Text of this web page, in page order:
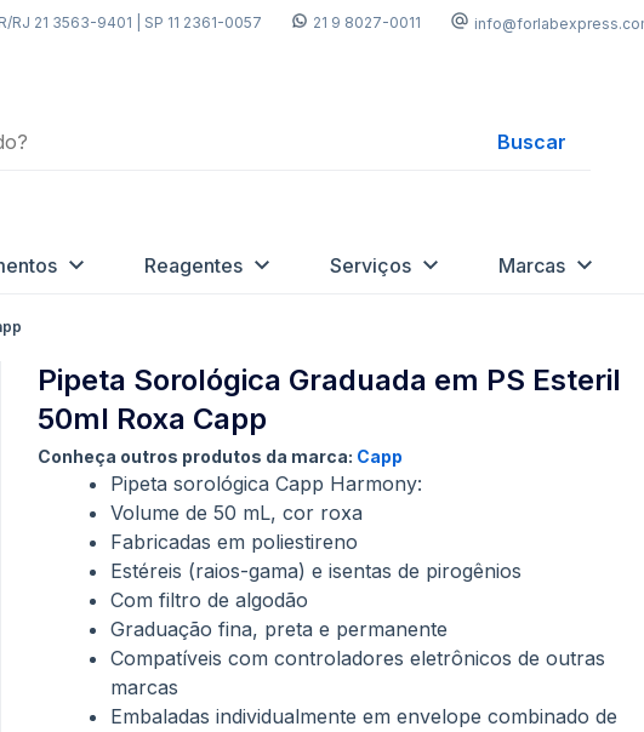
RJ 21 3563-9401 | SP 11 2361-0057 21 9 8027-0011
Buscar
Reagentes Serviços Marcas
Pipeta Sorológica Graduada em PS Esteril
50ml Roxa Capp
Conheça outros produtos da marca: Capp
Pipeta sorológica Capp Harmony:
Volume de 50 mL, cor roxa
Fabricadas em poliestireno
Estéreis (raios-gama) e isentas de pirogênios
Com filtro de algodão
Graduação fina, preta e permanente
Compatíveis com controladores eletrônicos de outras
marcas
Embaladas individualmente em envelope combinado de